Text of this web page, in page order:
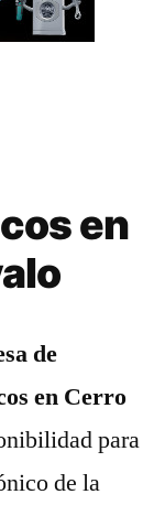
en
de
en Cerro
para
de la